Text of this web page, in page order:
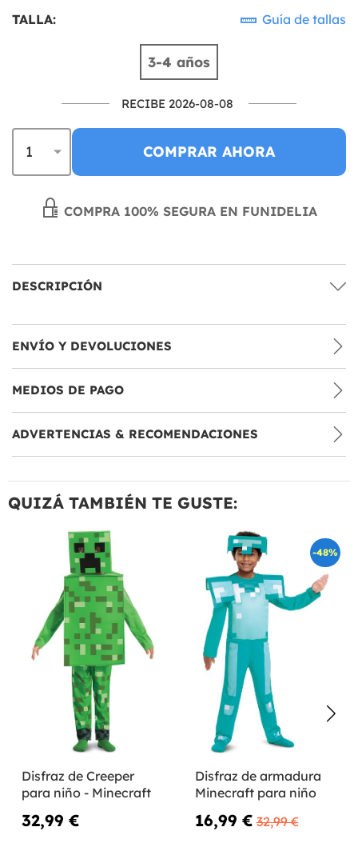
TALLA: Guía de tallas
3-4 años
RECIBE 2026-08-08
COMPRAR AHORA
COMPRA 100% SEGURA EN FUNIDELIA
DESCRIPCIÓN
ENVÍO Y DEVOLUCIONES
MEDIOS DE PAGO
ADVERTENCIAS & RECOMENDACIONES
QUIZÁ TAMBIÉN TE GUSTE:
Disfraz de Creeper
para niño - Minecraft
32,99 €
-48%
Disfraz de armadura
Minecraft para niño
16,99 € 32,99 €